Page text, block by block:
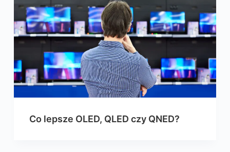
Co lepsze OLED, QLED czy QNED?